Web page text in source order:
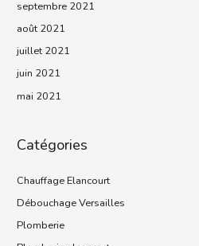
septembre 2021
août 2021
juillet 2021
juin 2021
mai 2021
Catégories
Chauffage Elancourt
Débouchage Versailles
Plomberie